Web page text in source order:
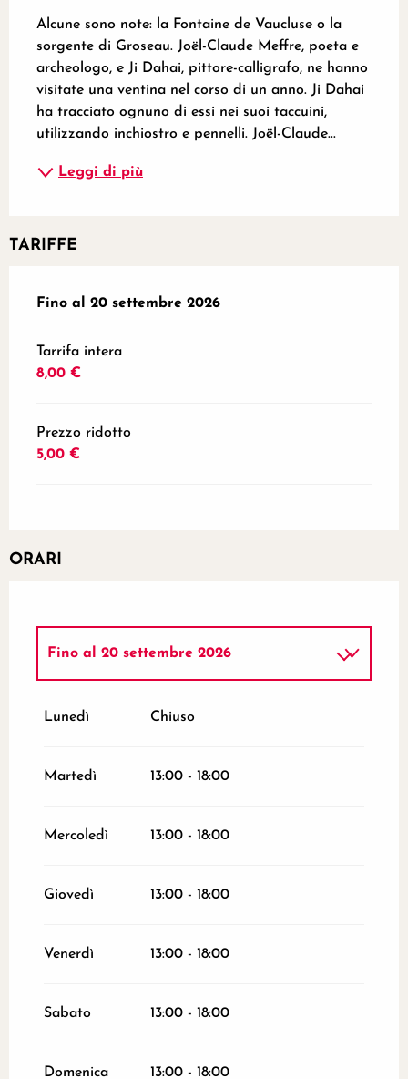
Alcune sono note: la Fontaine de Vaucluse o la
sorgente di Groseau. Joël-Claude Meffre, poeta e
archeologo, e Ji Dahai, pittore-calligrafo, ne hanno
visitate una ventina nel corso di un anno. Ji Dahai
ha tracciato ognuno di essi nei suoi taccuini,
utilizzando inchiostro e pennelli. Joël-Claude...
Leggi di più
TARIFFE
Dal14 febbraio 2026al20 settembre 2026
Fino al 20 settembre 2026
Tarrifa intera
8,00 €
Prezzo ridotto
5,00 €
ORARI
14 febbraio 2026
Fino al 20 settembre 2026
Lunedì Chiuso
Martedì 13:00 - 18:00
Mercoledì 13:00 - 18:00
Giovedì 13:00 - 18:00
Venerdì 13:00 - 18:00
Sabato 13:00 - 18:00
Domenica 13:00 - 18:00